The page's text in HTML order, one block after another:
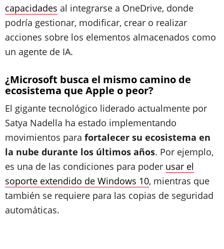
capacidades al integrarse a OneDrive, donde
podría gestionar, modificar, crear o realizar
acciones sobre los elementos almacenados como
un agente de IA.
¿Microsoft busca el mismo camino de
ecosistema que Apple o peor?
El gigante tecnológico liderado actualmente por
Satya Nadella ha estado implementando
movimientos para fortalecer su ecosistema en
la nube durante los últimos años. Por ejemplo,
es una de las condiciones para poder usar el
soporte extendido de Windows 10, mientras que
también se requiere para las copias de seguridad
automáticas.